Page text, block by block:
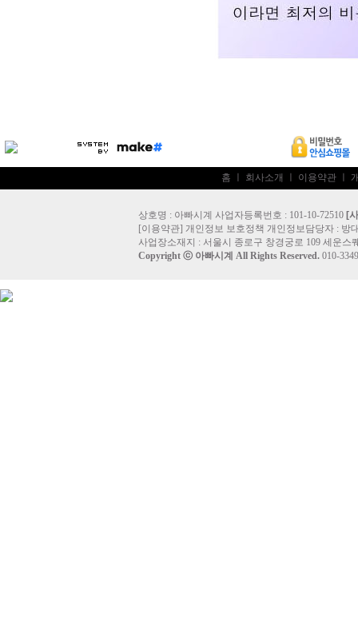
홈 회사소개 이용약관
상호명 : 아빠시계 사업자등록번호 : 101-10-72510 [
[이용약관] 개인정보 보호정책 개인정보담당자 : 방
사업장소재지 : 서울시 종로구 창경궁로 109 세운스
Copyright ⓒ 아빠시계 All Rights Reserved. 010-